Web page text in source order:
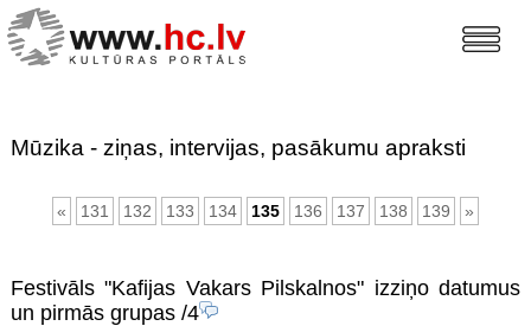
Mūzika - ziņas, intervijas, pasākumu apraksti
« 131 132 133 134 135 136 137 138 139 »
Festivāls "Kafijas Vakars Pilskalnos" izziņo datumus
un pirmās grupas/4